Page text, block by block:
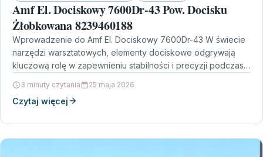
Amf El. Dociskowy 7600Dr-43 Pow. Docisku
Żłobkowana 8239460188
Wprowadzenie do Amf El. Dociskowy 7600Dr-43 W świecie
narzędzi warsztatowych, elementy dociskowe odgrywają
kluczową rolę w zapewnieniu stabilności i precyzji podczas
3 minuty czytania 25 maja 2026
Czytaj więcej